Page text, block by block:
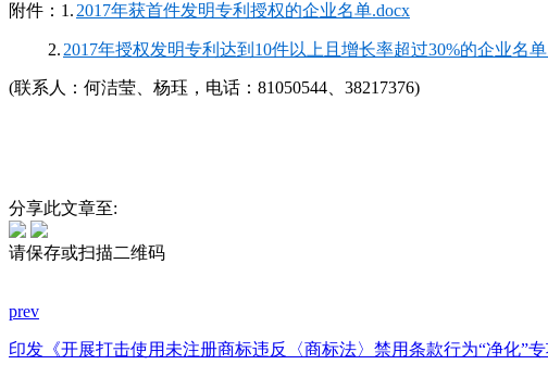
附件：1. 2017年获首件发明专利授权的企业名单.docx
2. 2017年授权发明专利达到10件以上且增长率超过30%的企业名
(联系人：何洁莹、杨珏，电话：81050544、38217376)
分享此文章至:
请保存或扫描二维码
prev
印发《开展打击使用未注册商标违反〈商标法〉禁用条款行为“净化”